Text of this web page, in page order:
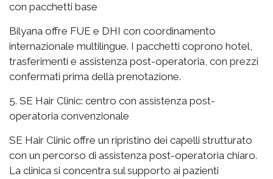
con pacchetti base
Bilyana offre FUE e DHI con coordinamento
internazionale multilingue. I pacchetti coprono hotel,
trasferimenti e assistenza post-operatoria, con prezzi
confermati prima della prenotazione.
5. SE Hair Clinic: centro con assistenza post-
operatoria convenzionale
SE Hair Clinic offre un ripristino dei capelli strutturato
con un percorso di assistenza post-operatoria chiaro.
La clinica si concentra sul supporto ai pazienti